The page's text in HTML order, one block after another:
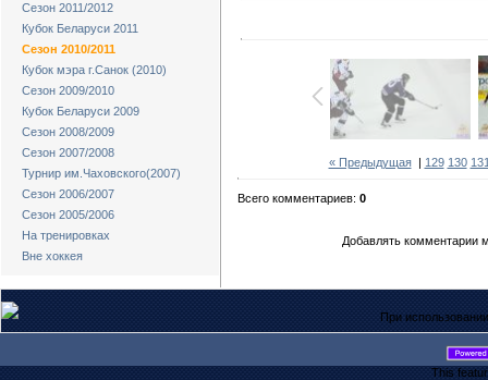
Сезон 2011/2012
Кубок Беларуси 2011
Сезон 2010/2011
Кубок мэра г.Санок (2010)
Сезон 2009/2010
Кубок Беларуси 2009
Сезон 2008/2009
Сезон 2007/2008
Турнир им.Чаховского(2007)
Сезон 2006/2007
Сезон 2005/2006
На тренировках
Вне хоккея
« Предыдущая| 129 130
Всего комментариев: 0
Добавлять комментарии
При
This